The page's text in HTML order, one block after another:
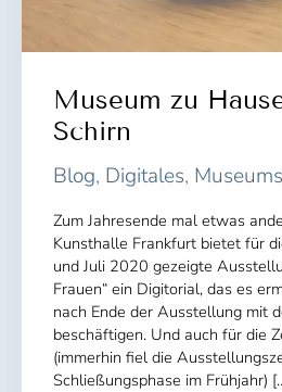
Museum zu
Schirn
Blog, Digitales,
Zum Jahresende mal etwas
Kunsthalle Frankfurt bietet für
und Juli 2020 gezeigte
Frauen“ ein Digitorial, das es
nach Ende der Ausstellung mit
beschäftigen. Und auch für die
(immerhin fiel die
Schließungsphase im Frühjahr)